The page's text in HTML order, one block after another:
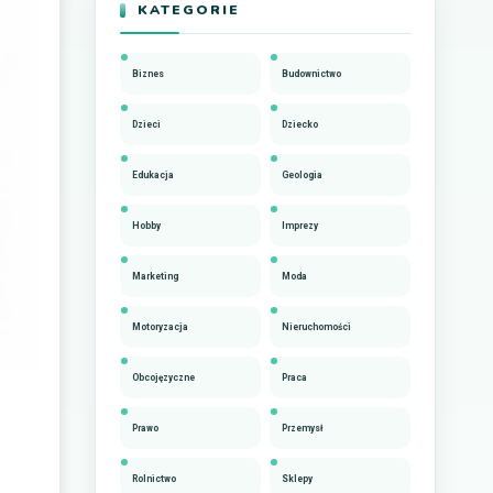
KATEGORIE
Biznes Budownictwo
Dzieci Dziecko
Edukacja Geologia
Hobby Imprezy
Marketing Moda
Motoryzacja Nieruchomości
Obcojęzyczne Praca
Prawo Przemysł
Rolnictwo Sklepy